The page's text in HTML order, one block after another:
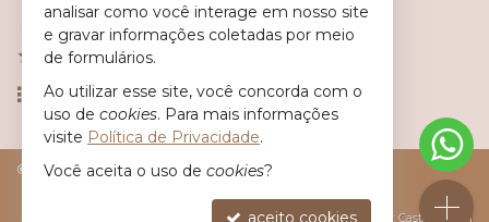
cadastre seu imóvel
imóveis favoritos
mapa de imóveis
© 2026 CRECI/SC 6.617-J Política de Privacidade
Site para imobiliárias : Castel Digital
analisar como você interage em nosso site
e gravar informações coletadas por meio
de formulários.
Ao utilizar esse site, você concorda com o
uso de cookies. Para mais informações
visite Política de Privacidade.
Você aceita o uso de cookies?
aceito cookies